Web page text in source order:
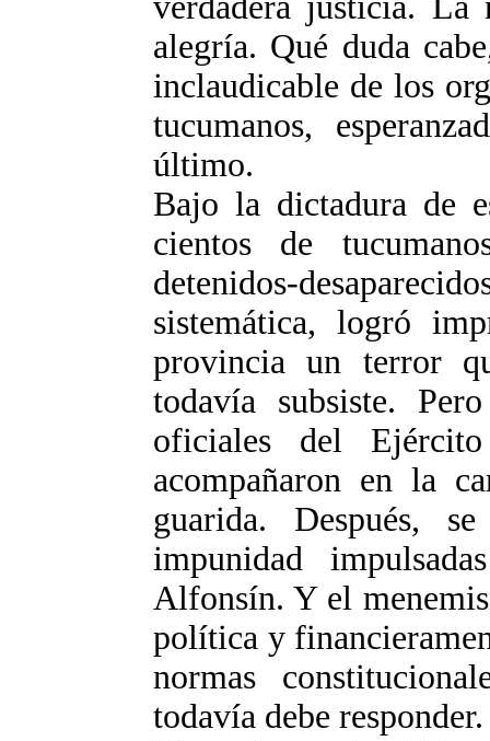
alegría. Qué duda
inclaudicable de los
tucumanos,
último.
Bajo la dictadura de
cientos de
detenidos-
sistemática, logró
provincia un terror
todavía subsiste.
oficiales del
acompañaron en la
guarida. Después,
impunidad
Alfonsín. Y el
política y
normas
todavía debe responder.